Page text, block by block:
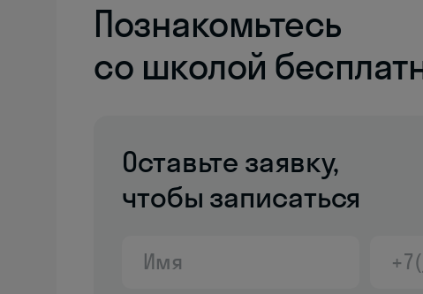
Познакомьтесь
со школой
Оставьте заявку,
чтобы записаться